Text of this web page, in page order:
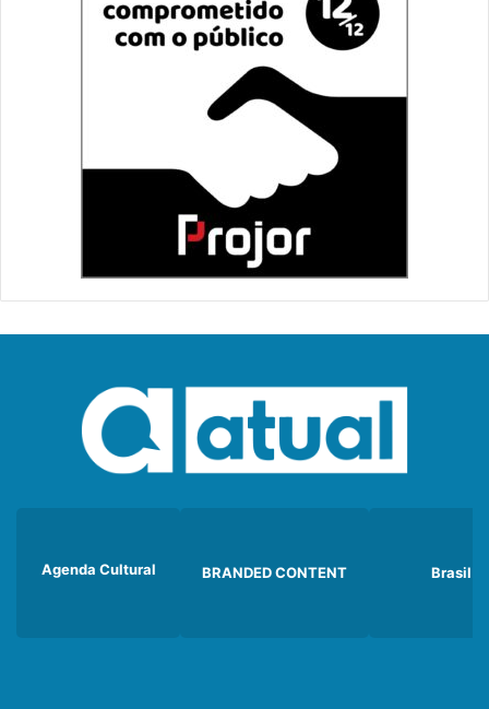
Agenda Cultural BRANDED CONTENT Brasil